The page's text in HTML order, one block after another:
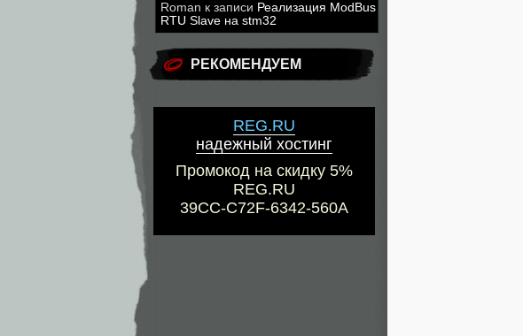
Roman к записи Реализация ModBus
RTU Slave на stm32
РЕКОМЕНДУЕМ
REG.RU
надежный хостинг
Промокод на скидку 5%
REG.RU
39CC-C72F-6342-560A